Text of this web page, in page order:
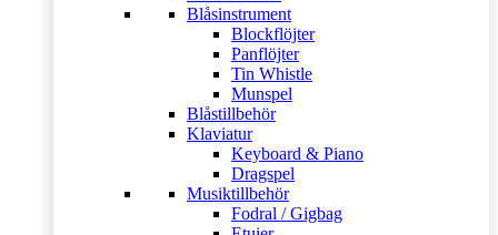
Blåsinstrument
Blockflöjter
Panflöjter
Tin Whistle
Munspel
Blåstillbehör
Klaviatur
Keyboard & Piano
Dragspel
Musiktillbehör
Fodral / Gigbag